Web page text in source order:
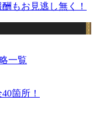
もお見逃し無く！
一覧
箇所！